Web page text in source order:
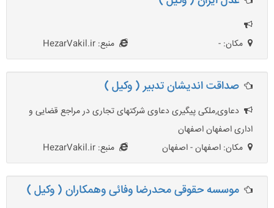
مکان: - منبع: HezarVakil.ir
صداقت اندیشان تدبیر ( وکیل )
دعاوی,ملکی پیگیری دعاوی شرکتهای تجاری در مراجع قضایی و
اداری اصفهان اصفهان
مکان: اصفهان - اصفهان
منبع: HezarVakil.ir
موسسه حقوقی محدرضا وفائی وهمکاران ( وکیل )